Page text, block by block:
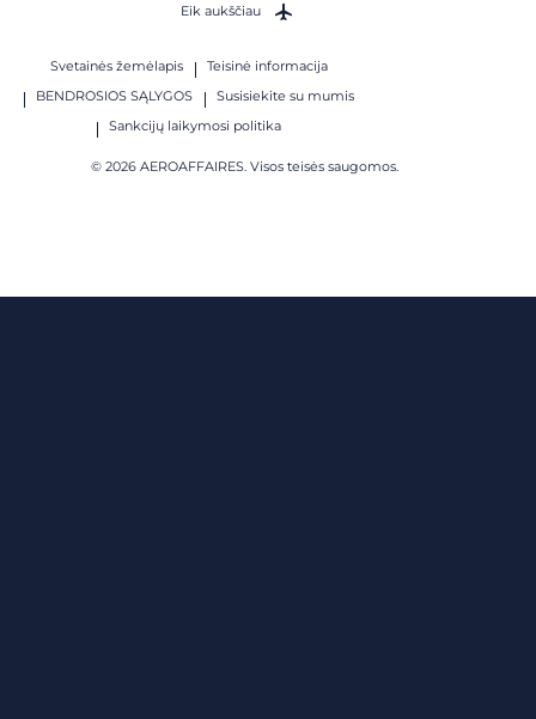
Svetainės žemėlapis
Teisinė informacija
BENDROSIOS SĄLYGOS
Susisiekite su mumis
Sankcijų laikymosi politika
© 2026 AEROAFFAIRES. Visos teisės saugomos.
Eik aukščiau